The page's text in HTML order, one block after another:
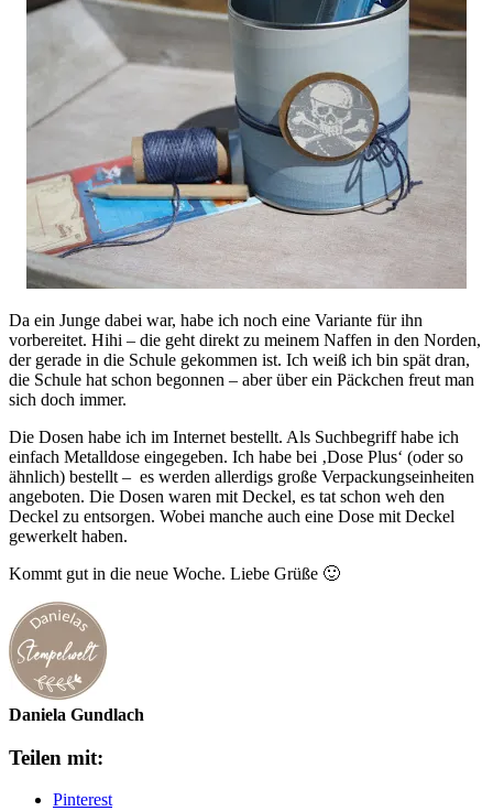
Da ein Junge dabei war, habe ich noch eine Variante für ihn
vorbereitet. Hihi – die geht direkt zu meinem Naffen in den Norden,
der gerade in die Schule gekommen ist. Ich weiß ich bin spät dran,
die Schule hat schon begonnen – aber über ein Päckchen freut man
sich doch immer.
Die Dosen habe ich im Internet bestellt. Als Suchbegriff habe ich
einfach Metalldose eingegeben. Ich habe bei ‚Dose Plus‘ (oder so
ähnlich) bestellt – es werden allerdigs große Verpackungseinheiten
angeboten. Die Dosen waren mit Deckel, es tat schon weh den
Deckel zu entsorgen. Wobei manche auch eine Dose mit Deckel
gewerkelt haben.
Kommt gut in die neue Woche. Liebe Grüße 🙂
Daniela Gundlach
Teilen mit:
Pinterest